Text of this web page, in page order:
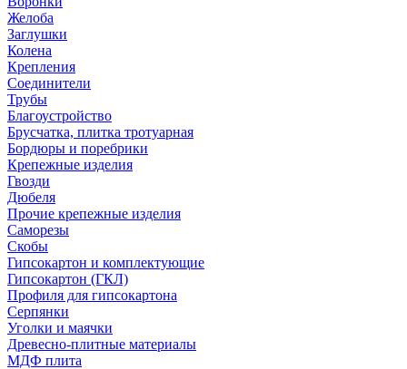
Желоба
Заглушки
Колена
Крепления
Соединители
Трубы
Благоустройство
Брусчатка, плитка тротуарная
Бордюры и поребрики
Крепежные изделия
Гвозди
Дюбеля
Прочие крепежные изделия
Саморезы
Скобы
Гипсокартон и комплектующие
Гипсокартон (ГКЛ)
Профиля для гипсокартона
Серпянки
Уголки и маячки
Древесно-плитные материалы
МДФ плита